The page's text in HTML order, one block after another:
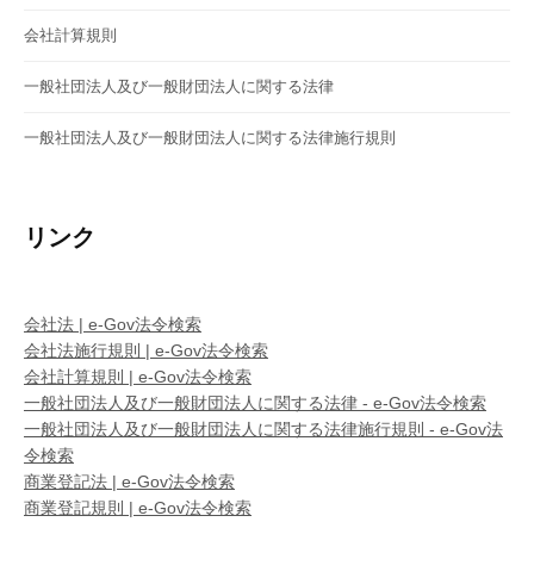
会社計算規則
一般社団法人及び一般財団法人に関する法律
一般社団法人及び一般財団法人に関する法律施行規則
リンク
会社法 | e-Gov法令検索
会社法施行規則 | e-Gov法令検索
会社計算規則 | e-Gov法令検索
一般社団法人及び一般財団法人に関する法律 - e-Gov法令検索
一般社団法人及び一般財団法人に関する法律施行規則 - e-Gov法
令検索
商業登記法 | e-Gov法令検索
商業登記規則 | e-Gov法令検索